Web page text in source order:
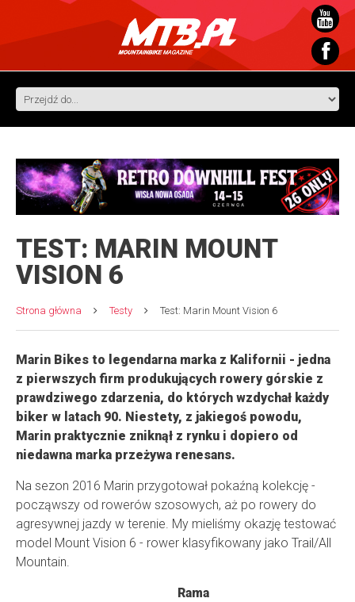
TEST: MARIN MOUNT
VISION 6
Strona główna Testy Test: Marin Mount Vision 6
Marin Bikes to legendarna marka z Kalifornii - jedna
z pierwszych firm produkujących rowery górskie z
prawdziwego zdarzenia, do których wzdychał każdy
biker w latach 90. Niestety, z jakiegoś powodu,
Marin praktycznie zniknął z rynku i dopiero od
niedawna marka przeżywa renesans.
Na sezon 2016 Marin przygotował pokaźną kolekcję -
począwszy od rowerów szosowych, aż po rowery do
agresywnej jazdy w terenie. My mieliśmy okazję testować
model Mount Vision 6 - rower klasyfikowany jako Trail/All
Mountain.
Rama